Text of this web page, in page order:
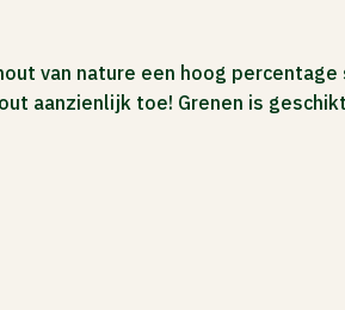
van nature een hoog
aanzienlijk toe! Grenen is